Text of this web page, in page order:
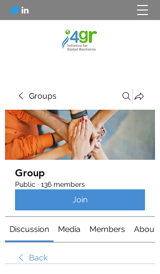
Groups
Group
Public · 136 members
Join
Discussion Media Members About
Back